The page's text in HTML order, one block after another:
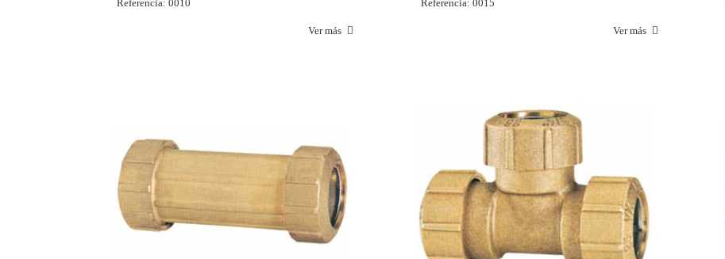
Referencia: 0010
Ver más
Referencia: 0015
Ver más